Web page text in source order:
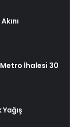
İhalesi 30